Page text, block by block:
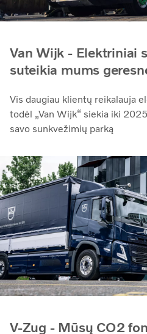
Van Wijk - Elektriniai
suteikia mums
Vis daugiau klientų reikalauja
todėl „Van Wijk“ siekia iki
savo sunkvežimių parką
V-Zug - Mūsų CO2